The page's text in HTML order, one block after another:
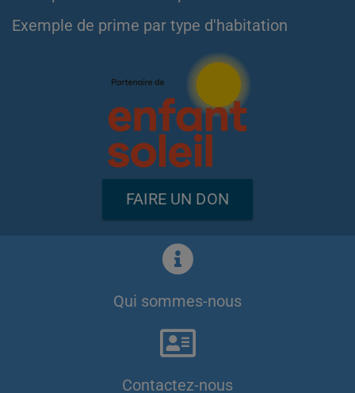
Exemple de prime par type d'habitation
FAIRE UN DON
Qui sommes-nous
Contactez-nous